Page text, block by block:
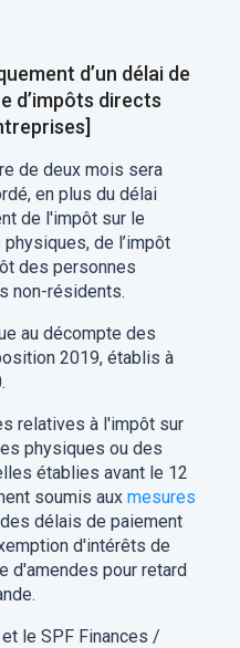
d’un délai de
d’impôts directs
de deux mois sera
en plus du délai
de l'impôt sur le
de l’impôt
des personnes
non-résidents.
au décompte des
2019, établis à
relatives à l'impôt sur
physiques ou des
établies avant le 12
soumis auxmesures
délais de paiement
d'intérêts de
d'amendes pour retard
le SPF Finances /